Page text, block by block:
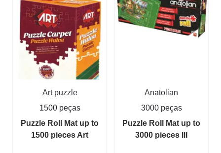
Art puzzle
1500 peças
Puzzle Roll Mat up to
1500 pieces Art
Anatolian
3000 peças
Puzzle Roll Mat up to
3000 pieces III